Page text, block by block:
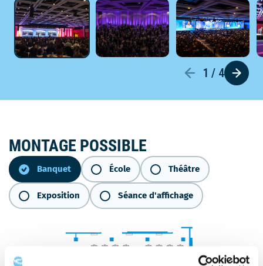
1 / 4
MONTAGE POSSIBLE
Banquet École Théâtre
Exposition Séance d'affichage
Banquet